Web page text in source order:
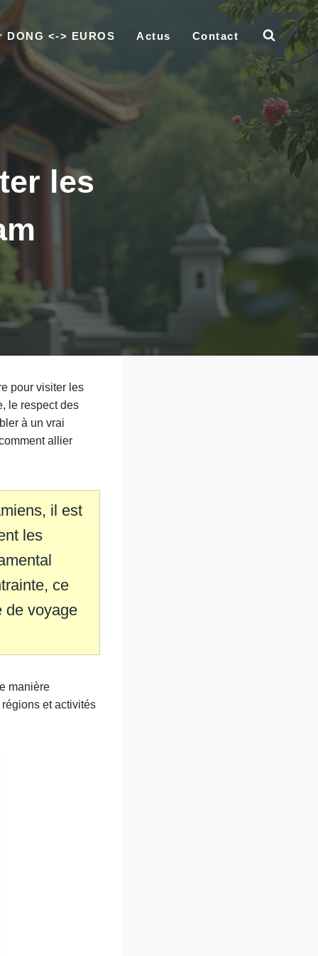
<-> EUROS Actus Contact
les
pour visiter les
le respect des
à un vrai
allier
il est
les
ce
de voyage
manière
et activités